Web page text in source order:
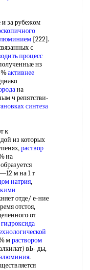
и за рубежом
[222].
с
процесс
нз
активнее
на
ч репятстви-
синтеза
к
из которых
раствор
на
м на 1 т
натрия,
отде/ е-ние
отстоя,
от
гидроксида
мраствором
вЬ- ды,
.